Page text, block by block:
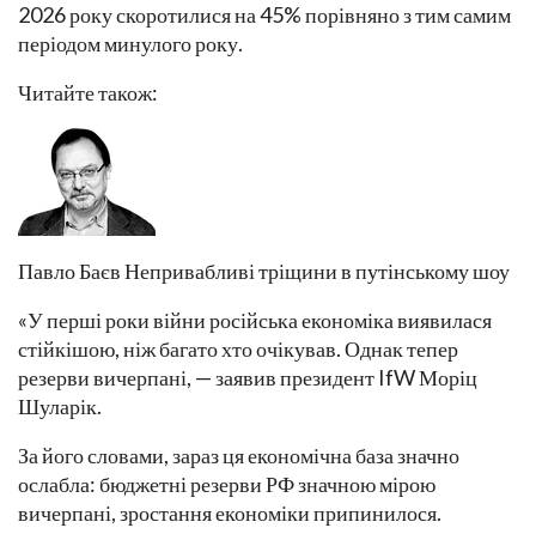
2026 року скоротилися на 45% порівняно з тим самим
періодом минулого року.
Читайте також:
Павло Баєв Непривабливі тріщини в путінському шоу
«У перші роки війни російська економіка виявилася
стійкішою, ніж багато хто очікував. Однак тепер
резерви вичерпані, — заявив президент IfW Моріц
Шуларік.
За його словами, зараз ця економічна база значно
ослабла: бюджетні резерви РФ значною мірою
вичерпані, зростання економіки припинилося.